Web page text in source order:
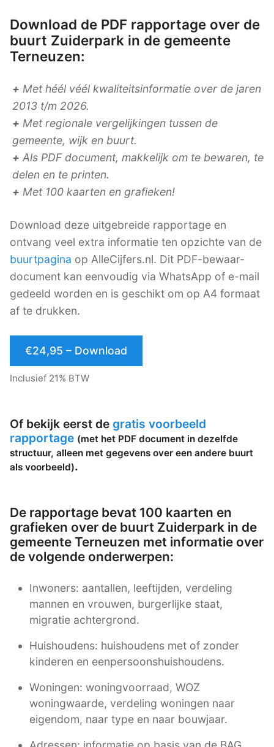
Download de PDF rapportage over de
buurt Zuiderpark in de gemeente
Terneuzen:
+ Met héél véél kwaliteitsinformatie over de jaren
2013 t/m 2026.
+ Met regionale vergelijkingen tussen de
gemeente, wijk en buurt.
+ Als PDF document, makkelijk om te bewaren, te
delen en te printen.
+ Met 100 kaarten en grafieken!
Download deze uitgebreide rapportage en
ontvang veel extra informatie ten opzichte van de
buurtpagina op AlleCijfers.nl. Dit PDF-bewaar-
document kan eenvoudig via WhatsApp of e-mail
gedeeld worden en is geschikt om op A4 formaat
af te drukken.
€24,95 – Download
Inclusief 21% BTW
Of bekijk eerst de gratis voorbeeld
rapportage (met het PDF document in dezelfde
structuur, alleen met gegevens over een andere buurt
als voorbeeld).
De rapportage bevat 100 kaarten en
grafieken over de buurt Zuiderpark in de
gemeente Terneuzen met informatie over
de volgende onderwerpen:
Inwoners: aantallen, leeftijden, verdeling
mannen en vrouwen, burgerlijke staat,
migratie achtergrond.
Huishoudens: huishoudens met of zonder
kinderen en eenpersoonshuishoudens.
Woningen: woningvoorraad, WOZ
woningwaarde, verdeling woningen naar
eigendom, naar type en naar bouwjaar.